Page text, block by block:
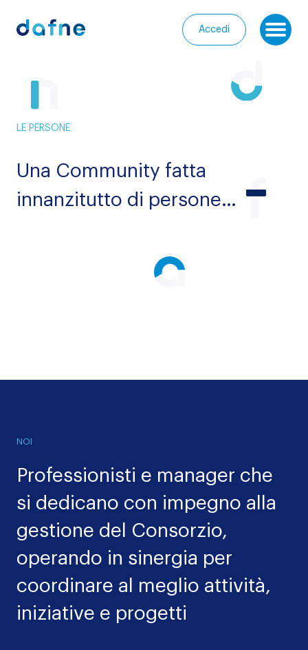
Consorzio Dafne Accedi
Homepage
siamo
Entra
nella
nostri
LE PERSONE
Una Community fatta
innanzitutto di persone…
NOI
Professionisti e manager che
si dedicano con impegno alla
gestione del Consorzio,
operando in sinergia per
coordinare al meglio attività,
iniziative e progetti